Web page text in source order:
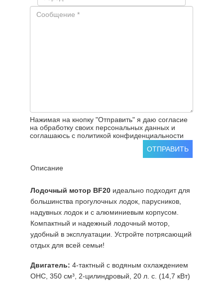
Нажимая на кнопку "Отправить" я даю согласие
на обработку своих персональных данных и
соглашаюсь с политикой конфиденциальности
ОТПРАВИТЬ
Описание
Лодочный мотор ВF20 идеально подходит для
большинства прогулочных лодок, парусников,
надувных лодок и с алюминиевым корпусом.
Компактный и надежный лодочный мотор,
удобный в эксплуатации. Устройте потрясающий
отдых для всей семьи!
Двигатель: 4-тактный с водяным охлаждением
ОНС, 350 см³, 2-цилиндровый, 20 л. с. (14,7 кВт)